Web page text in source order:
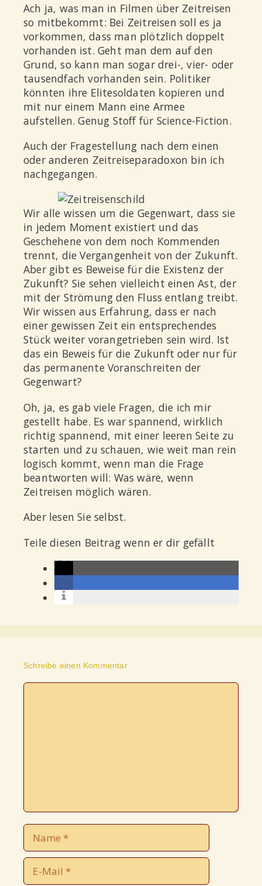
Ach ja, was man in Filmen über Zeitreisen
so mitbekommt: Bei Zeitreisen soll es ja
vorkommen, dass man plötzlich doppelt
vorhanden ist. Geht man dem auf den
Grund, so kann man sogar drei-, vier- oder
tausendfach vorhanden sein. Politiker
könnten ihre Elitesoldaten kopieren und
mit nur einem Mann eine Armee
aufstellen. Genug Stoff für Science-Fiction.
Auch der Fragestellung nach dem einen
oder anderen Zeitreiseparadoxon bin ich
nachgegangen.
Wir alle wissen um die Gegenwart, dass sie
in jedem Moment existiert und das
Geschehene von dem noch Kommenden
trennt, die Vergangenheit von der Zukunft.
Aber gibt es Beweise für die Existenz der
Zukunft? Sie sehen vielleicht einen Ast, der
mit der Strömung den Fluss entlang treibt.
Wir wissen aus Erfahrung, dass er nach
einer gewissen Zeit ein entsprechendes
Stück weiter vorangetrieben sein wird. Ist
das ein Beweis für die Zukunft oder nur für
das permanente Voranschreiten der
Gegenwart?
Oh, ja, es gab viele Fragen, die ich mir
gestellt habe. Es war spannend, wirklich
richtig spannend, mit einer leeren Seite zu
starten und zu schauen, wie weit man rein
logisch kommt, wenn man die Frage
beantworten will: Was wäre, wenn
Zeitreisen möglich wären.
Aber lesen Sie selbst.
Teile diesen Beitrag wenn er dir gefällt
Schreibe einen Kommentar